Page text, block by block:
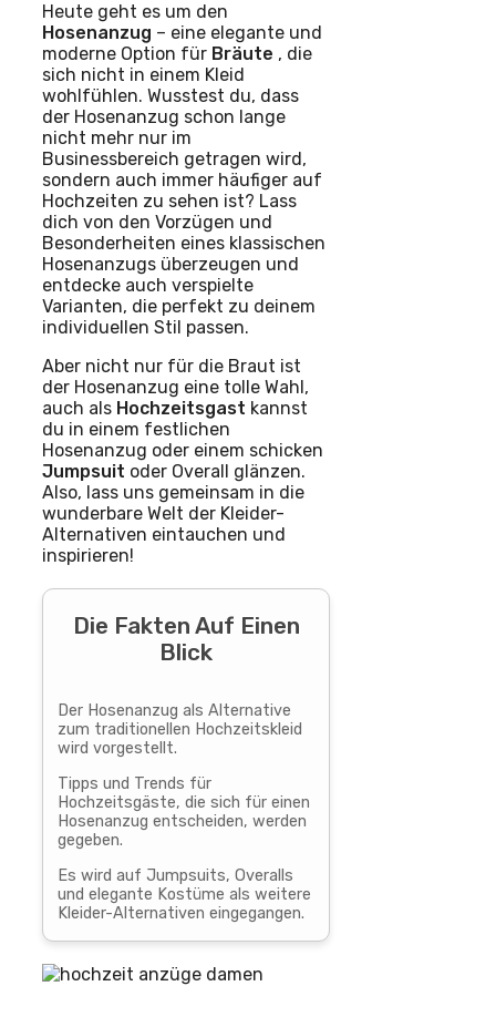
Heute geht es um den
Hosenanzug – eine elegante und
moderne Option für Bräute , die
sich nicht in einem Kleid
wohlfühlen. Wusstest du, dass
der Hosenanzug schon lange
nicht mehr nur im
Businessbereich getragen wird,
sondern auch immer häufiger auf
Hochzeiten zu sehen ist? Lass
dich von den Vorzügen und
Besonderheiten eines klassischen
Hosenanzugs überzeugen und
entdecke auch verspielte
Varianten, die perfekt zu deinem
individuellen Stil passen.
Aber nicht nur für die Braut ist
der Hosenanzug eine tolle Wahl,
auch als Hochzeitsgast kannst
du in einem festlichen
Hosenanzug oder einem schicken
Jumpsuit oder Overall glänzen.
Also, lass uns gemeinsam in die
wunderbare Welt der Kleider-
Alternativen eintauchen und
inspirieren!
Die Fakten Auf Einen
Blick
Der Hosenanzug als Alternative
zum traditionellen Hochzeitskleid
wird vorgestellt.
Tipps und Trends für
Hochzeitsgäste, die sich für einen
Hosenanzug entscheiden, werden
gegeben.
Es wird auf Jumpsuits, Overalls
und elegante Kostüme als weitere
Kleider-Alternativen eingegangen.